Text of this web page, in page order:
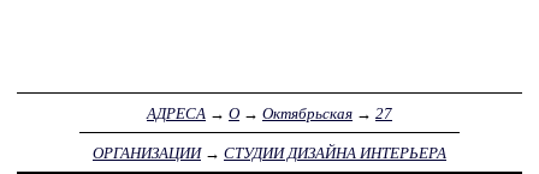
АДРЕСА → О → Октябрьская → 27
ОРГАНИЗАЦИИ→ СТУДИИ ДИЗАЙНА ИНТЕРЬЕРА